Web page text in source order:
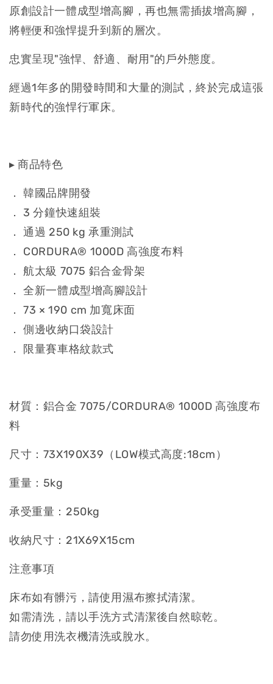
NT$ 980
加入購物車
PLANFORTY 輕量
寬敞單人行軍床帳
NT$ 7,380
鼠尾草綠｜
原創設計一體成型增高腳，再也無需插拔增高腳，
將輕便和強悍提升到新的層次。
忠實呈現"強悍、舒適、耐用"的戶外態度。
經過1年多的開發時間和大量的測試，終於完成這張
新時代的強悍行軍床。
▸ 商品特色
． 韓國品牌開發
． 3 分鐘快速組裝
． 通過 250 kg 承重測試
． CORDURA® 1000D 高強度布料
． 航太級 7075 鋁合金骨架
． 全新一體成型增高腳設計
． 73 × 190 cm 加寬床面
． 側邊收納口袋設計
． 限量賽車格紋款式
材質：鋁合金 7075/CORDURA® 1000D 高強度布
料
尺寸：73X190X39（LOW模式高度:18cm）
重量：5kg
承受重量：250kg
收納尺寸：21X69X15cm
注意事項
床布如有髒污，請使用濕布擦拭清潔。
如需清洗，請以手洗方式清潔後自然晾乾。
請勿使用洗衣機清洗或脫水。